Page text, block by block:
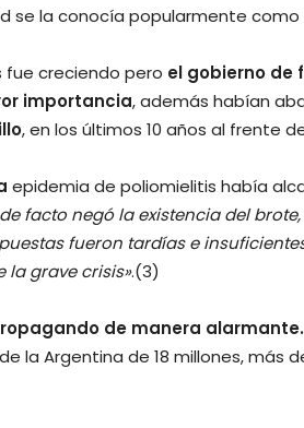
se la conocía popularmente como
fue creciendo pero el gobierno de
importancia, además habían
, en los últimos 10 años al frente
epidemia de poliomielitis había
facto negó la existencia del
fueron tardías e
la grave crisis».(3)
de manera alarmante.
la Argentina de 18 millones, más